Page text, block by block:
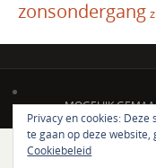
zonsondergang
MOGELIJK
Privacy en cookies:
te gaan op deze
Cookiebeleid